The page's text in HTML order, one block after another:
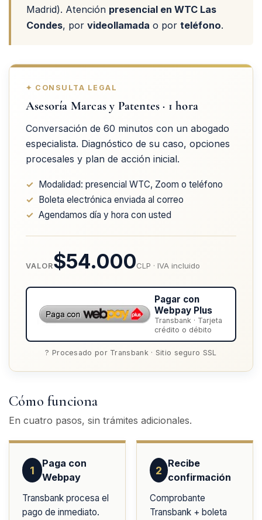
Madrid). Atención presencial en WTC Las
Condes, por videollamada o por teléfono.
✦ CONSULTA LEGAL
Asesoría Marcas y Patentes · 1 hora
Conversación de 60 minutos con un abogado
especialista. Diagnóstico de su caso, opciones
procesales y plan de acción inicial.
✓ Modalidad: presencial WTC, Zoom o teléfono
✓ Boleta electrónica enviada al correo
✓ Agendamos día y hora con usted
VALOR$54.000CLP · IVA incluido
Pagar con
Webpay Plus
Transbank · Tarjeta
crédito o débito
? Procesado por Transbank · Sitio seguro SSL
Cómo funciona
En cuatro pasos, sin trámites adicionales.
1
Paga con
Webpay
Transbank procesa el
pago de inmediato.
2
Recibe
confirmación
Comprobante
Transbank + boleta